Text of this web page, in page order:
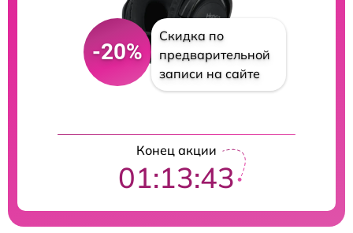
-20%
Скидка по
предварительной
записи на сайте
Конец акции
01:13:42